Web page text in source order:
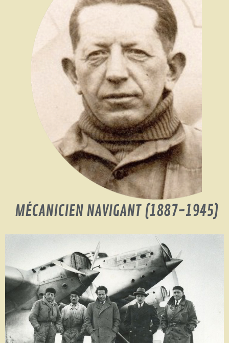
MÉCANICIEN NAVIGANT (1887-1945)